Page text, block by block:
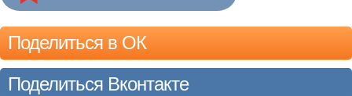
Поделиться в ОК
Поделиться Вконтакте